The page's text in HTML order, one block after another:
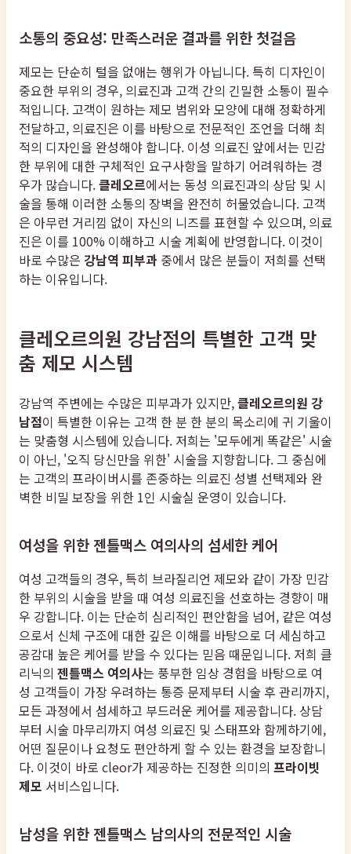
소통의 중요성: 만족스러운 결과를 위한 첫걸음
제모는 단순히 털을 없애는 행위가 아닙니다. 특히 디자인이
중요한 부위의 경우, 의료진과 고객 간의 긴밀한 소통이 필수
적입니다. 고객이 원하는 제모 범위와 모양에 대해 정확하게
전달하고, 의료진은 이를 바탕으로 전문적인 조언을 더해 최
적의 디자인을 완성해야 합니다. 이성 의료진 앞에서는 민감
한 부위에 대한 구체적인 요구사항을 말하기 어려워하는 경
우가 많습니다.클레오르에서는 동성 의료진과의 상담 및 시
술을 통해 이러한 소통의 장벽을 완전히 허물었습니다. 고객
은 아무런 거리낌 없이 자신의 니즈를 표현할 수 있으며, 의료
진은 이를 100% 이해하고 시술 계획에 반영합니다. 이것이
바로 수많은 강남역 피부과 중에서 많은 분들이 저희를 선택
하는 이유입니다.
클레오르의원 강남점의 특별한 고객 맞
춤 제모 시스템
강남역 주변에는 수많은 피부과가 있지만,클레오르의원 강
남점이 특별한 이유는 고객 한 분 한 분의 목소리에 귀 기울이
는 맞춤형 시스템에 있습니다. 저희는 '모두에게 똑같은' 시술
이 아닌, '오직 당신만을 위한' 시술을 지향합니다. 그 중심에
는 고객의 프라이버시를 존중하는 의료진 성별 선택제와 완
벽한 비밀 보장을 위한 1인 시술실 운영이 있습니다.
여성을 위한 젠틀맥스 여의사의 섬세한 케어
여성 고객들의 경우, 특히 브라질리언 제모와 같이 가장 민감
한 부위의 시술을 받을 때 여성 의료진을 선호하는 경향이 매
우 강합니다. 이는 단순히 심리적인 편안함을 넘어, 같은 여성
으로서 신체 구조에 대한 깊은 이해를 바탕으로 더 세심하고
공감대 높은 케어를 받을 수 있다는 믿음 때문입니다. 저희 클
리닉의 젠틀맥스 여의사는 풍부한 임상 경험을 바탕으로 여
성 고객들이 가장 우려하는 통증 문제부터 시술 후 관리까지,
모든 과정에서 섬세하고 부드러운 케어를 제공합니다. 상담
부터 시술 마무리까지 여성 의료진 및 스태프와 함께하기에,
어떤 질문이나 요청도 편안하게 할 수 있는 환경을 보장합니
다. 이것이 바로 cleor가 제공하는 진정한 의미의 프라이빗
제모 서비스입니다.
남성을 위한 젠틀맥스 남의사의 전문적인 시술